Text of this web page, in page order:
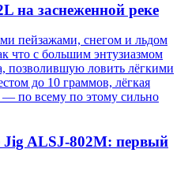
на заснеженной реке
пейзажами, снегом и льдом
что с большим энтузиазмом
позволившую ловить лёгкими
до 10 граммов, лёгкая
по всему по этому сильно
Jig ALSJ-802M: первый